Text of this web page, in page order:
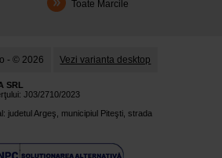
Toate Marcile
- © 2026 Vezi varianta desktop
SRL
J03/2710/2023
judetul Argeş, municipiul Piteşti, strada